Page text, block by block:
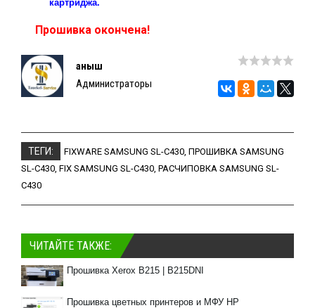
картриджа.
Прошивка окончена!
Қаныш
Администраторы
ТЕГИ: FIXWARE SAMSUNG SL-C430 ПРОШИВКА SAMSUNG
SL-C430 FIX SAMSUNG SL-C430 РАСЧИПОВКА SAMSUNG SL-
C430
ЧИТАЙТЕ ТАКЖЕ:
Прошивка Xerox B215 | B215DNI
Прошивка цветных принтеров и МФУ HP